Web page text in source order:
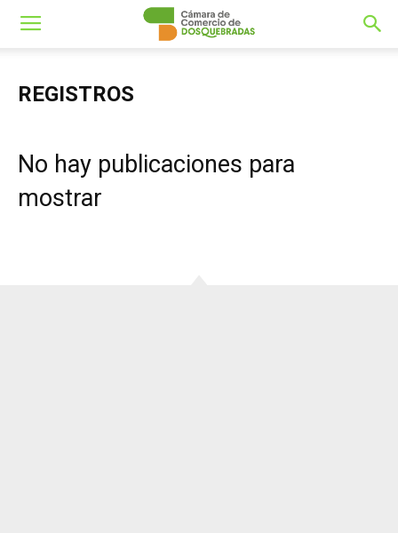
REGISTROS
No hay publicaciones para
mostrar